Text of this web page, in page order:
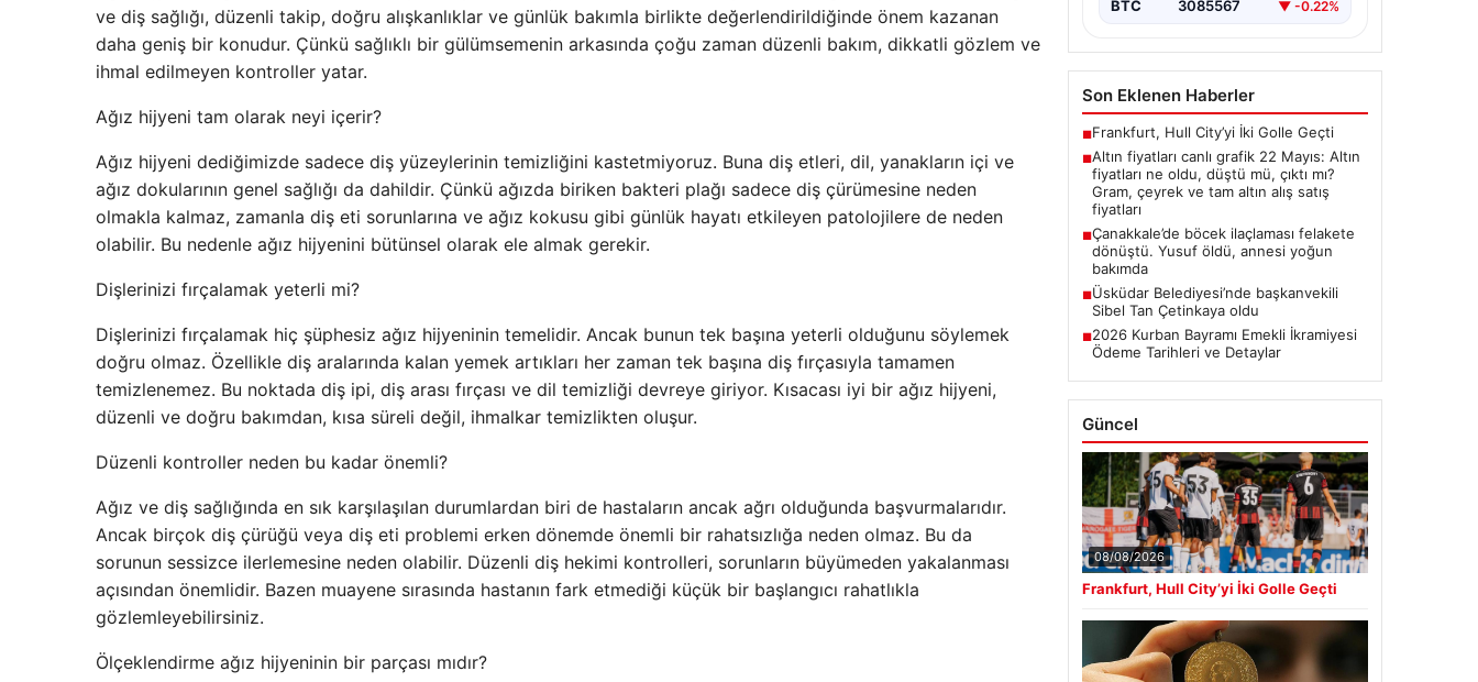
ve diş sağlığı, düzenli takip, doğru alışkanlıklar ve günlük bakımla birlikte değerlendirildiğinde önem kazanan
daha geniş bir konudur. Çünkü sağlıklı bir gülümsemenin arkasında çoğu zaman düzenli bakım, dikkatli gözlem ve
ihmal edilmeyen kontroller yatar.
Ağız hijyeni tam olarak neyi içerir?
Ağız hijyeni dediğimizde sadece diş yüzeylerinin temizliğini kastetmiyoruz. Buna diş etleri, dil, yanakların içi ve
ağız dokularının genel sağlığı da dahildir. Çünkü ağızda biriken bakteri plağı sadece diş çürümesine neden
olmakla kalmaz, zamanla diş eti sorunlarına ve ağız kokusu gibi günlük hayatı etkileyen patolojilere de neden
olabilir. Bu nedenle ağız hijyenini bütünsel olarak ele almak gerekir.
Dişlerinizi fırçalamak yeterli mi?
Dişlerinizi fırçalamak hiç şüphesiz ağız hijyeninin temelidir. Ancak bunun tek başına yeterli olduğunu söylemek
doğru olmaz. Özellikle diş aralarında kalan yemek artıkları her zaman tek başına diş fırçasıyla tamamen
temizlenemez. Bu noktada diş ipi, diş arası fırçası ve dil temizliği devreye giriyor. Kısacası iyi bir ağız hijyeni,
düzenli ve doğru bakımdan, kısa süreli değil, ihmalkar temizlikten oluşur.
Düzenli kontroller neden bu kadar önemli?
Ağız ve diş sağlığında en sık karşılaşılan durumlardan biri de hastaların ancak ağrı olduğunda başvurmalarıdır.
Ancak birçok diş çürüğü veya diş eti problemi erken dönemde önemli bir rahatsızlığa neden olmaz. Bu da
sorunun sessizce ilerlemesine neden olabilir. Düzenli diş hekimi kontrolleri, sorunların büyümeden yakalanması
açısından önemlidir. Bazen muayene sırasında hastanın fark etmediği küçük bir başlangıcı rahatlıkla
gözlemleyebilirsiniz.
Ölçeklendirme ağız hijyeninin bir parçası mıdır?
BTC 3085567 ▼ -0.22%
Son Eklenen Haberler
■Frankfurt, Hull City’yi İki Golle Geçti
■Altın fiyatları canlı grafik 22 Mayıs: Altın
fiyatları ne oldu, düştü mü, çıktı mı?
Gram, çeyrek ve tam altın alış satış
fiyatları
■Çanakkale’de böcek ilaçlaması felakete
dönüştü. Yusuf öldü, annesi yoğun
bakımda
■Üsküdar Belediyesi’nde başkanvekili
Sibel Tan Çetinkaya oldu
■2026 Kurban Bayramı Emekli İkramiyesi
Ödeme Tarihleri ve Detaylar
Güncel
08/08/2026
Frankfurt, Hull City’yi İki Golle Geçti